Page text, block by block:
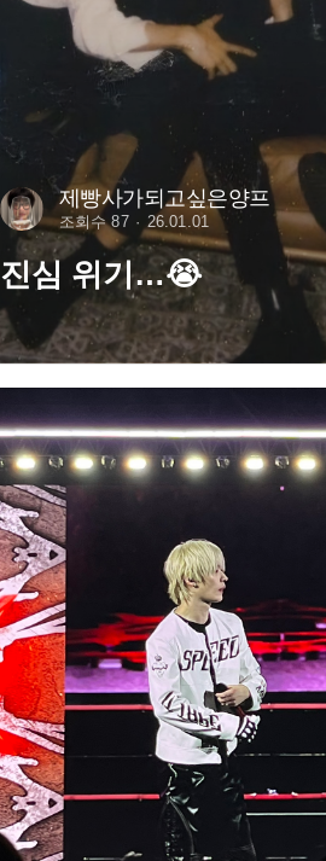
제빵사가되고싶은양프
조회수 87 26.01.01
진심 위기…😭